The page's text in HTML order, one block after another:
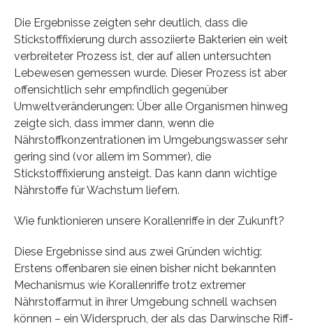
Die Ergebnisse zeigten sehr deutlich, dass die
Stickstofffixierung durch assoziierte Bakterien ein weit
verbreiteter Prozess ist, der auf allen untersuchten
Lebewesen gemessen wurde. Dieser Prozess ist aber
offensichtlich sehr empfindlich gegenüber
Umweltveränderungen: Über alle Organismen hinweg
zeigte sich, dass immer dann, wenn die
Nährstoffkonzentrationen im Umgebungswasser sehr
gering sind (vor allem im Sommer), die
Stickstofffixierung ansteigt. Das kann dann wichtige
Nährstoffe für Wachstum liefern.
Wie funktionieren unsere Korallenriffe in der Zukunft?
Diese Ergebnisse sind aus zwei Gründen wichtig:
Erstens offenbaren sie einen bisher nicht bekannten
Mechanismus wie Korallenriffe trotz extremer
Nährstoffarmut in ihrer Umgebung schnell wachsen
können – ein Widerspruch, der als das Darwinsche Riff-